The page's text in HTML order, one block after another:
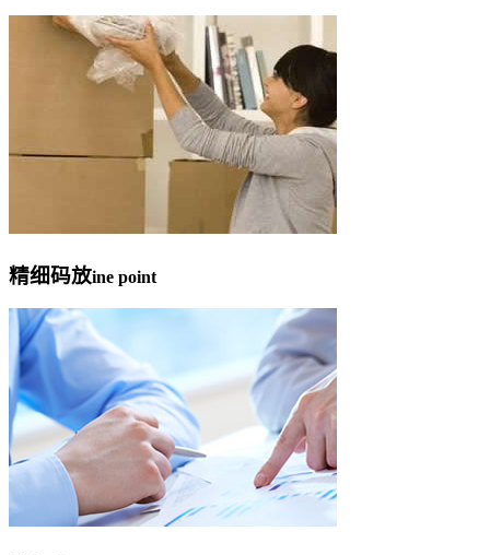
精细码放ine point